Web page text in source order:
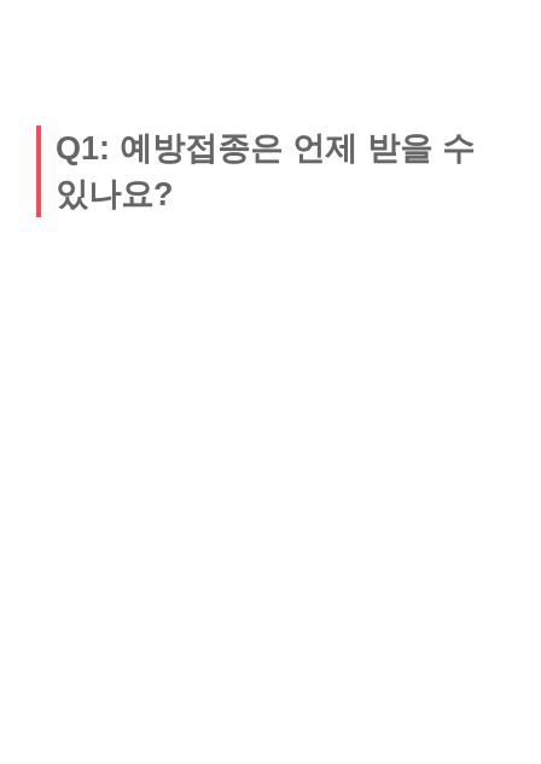
Q1: 예방접종은 언제 받을 수
있나요?